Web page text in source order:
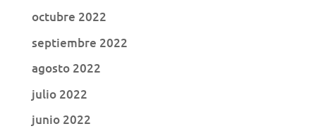
octubre 2022
septiembre 2022
agosto 2022
julio 2022
junio 2022